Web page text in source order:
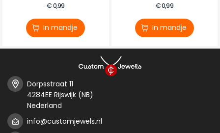
€ 0,99
In mandje
€ 0,99
In mandje
Dorpsstraat 11
4284EE Rijswijk (NB)
Nederland
info@customjewels.nl